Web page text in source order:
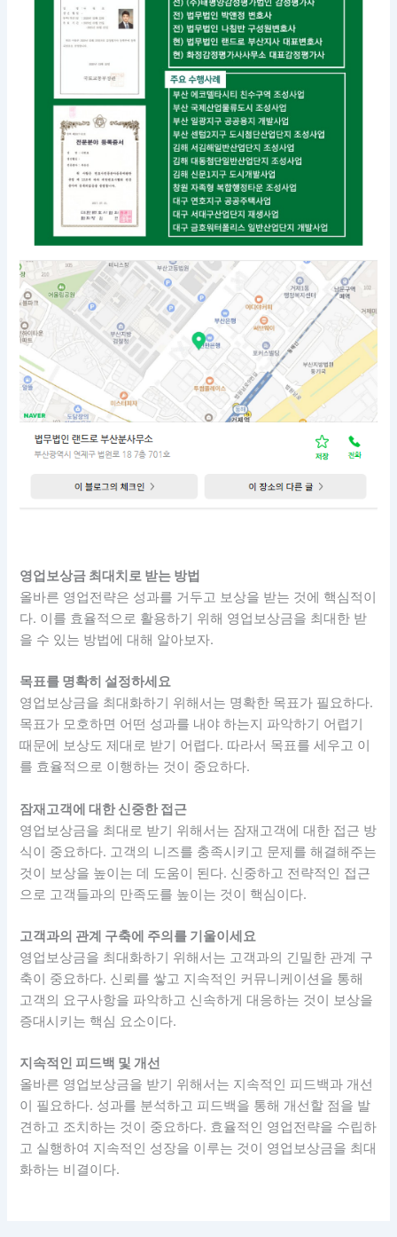
영업보상금 최대치로 받는 방법
올바른 영업전략은 성과를 거두고 보상을 받는 것에 핵심적이
다. 이를 효율적으로 활용하기 위해 영업보상금을 최대한 받
을 수 있는 방법에 대해 알아보자.
목표를 명확히 설정하세요
영업보상금을 최대화하기 위해서는 명확한 목표가 필요하다.
목표가 모호하면 어떤 성과를 내야 하는지 파악하기 어렵기
때문에 보상도 제대로 받기 어렵다. 따라서 목표를 세우고 이
를 효율적으로 이행하는 것이 중요하다.
잠재고객에 대한 신중한 접근
영업보상금을 최대로 받기 위해서는 잠재고객에 대한 접근 방
식이 중요하다. 고객의 니즈를 충족시키고 문제를 해결해주는
것이 보상을 높이는 데 도움이 된다. 신중하고 전략적인 접근
으로 고객들과의 만족도를 높이는 것이 핵심이다.
고객과의 관계 구축에 주의를 기울이세요
영업보상금을 최대화하기 위해서는 고객과의 긴밀한 관계 구
축이 중요하다. 신뢰를 쌓고 지속적인 커뮤니케이션을 통해
고객의 요구사항을 파악하고 신속하게 대응하는 것이 보상을
증대시키는 핵심 요소이다.
지속적인 피드백 및 개선
올바른 영업보상금을 받기 위해서는 지속적인 피드백과 개선
이 필요하다. 성과를 분석하고 피드백을 통해 개선할 점을 발
견하고 조치하는 것이 중요하다. 효율적인 영업전략을 수립하
고 실행하여 지속적인 성장을 이루는 것이 영업보상금을 최대
화하는 비결이다.